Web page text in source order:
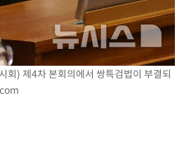
회) 제4차 본회의에서 쌍특검법이 부결되